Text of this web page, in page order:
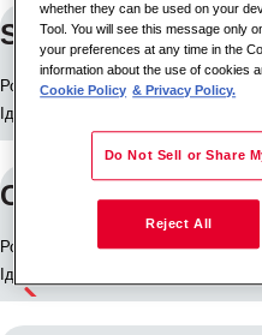
Security
Розташування: Antrim, Сполучене
Ідентифікатор вакансії: 10255
Court Security
Розташування: Арма, Сполучене
Ідентифікатор вакансії: 10238
whether they can be used on your
Tool. You will see this message only
your preferences at any time in the
information about the use of cookies
Cookie Policy & Privacy Policy.
Do Not Sell or Share
Reject All